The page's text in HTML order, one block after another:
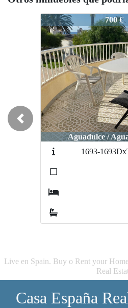
Brisamar/CONCORD-AL
700 €
Aguadulce / Aguadulce sur
1693-
2257-Brisamar/700 €
Aguadulce /
Previous
Live en Spain. Buy o Rent your
Real
Casa España